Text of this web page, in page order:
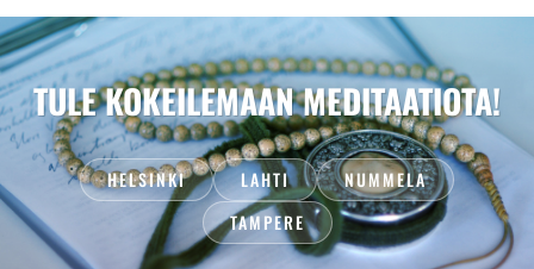
TULE KOKEILEMAAN MEDITAATIOTA!
HELSINKI LAHTI
NUMMELA
TAMPERE